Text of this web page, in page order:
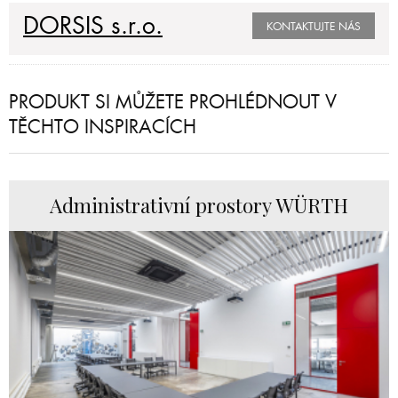
DORSIS s.r.o. KONTAKTUJTE NÁS
PRODUKT SI MŮŽETE PROHLÉDNOUT V
TĚCHTO INSPIRACÍCH
Administrativní prostory WÜRTH